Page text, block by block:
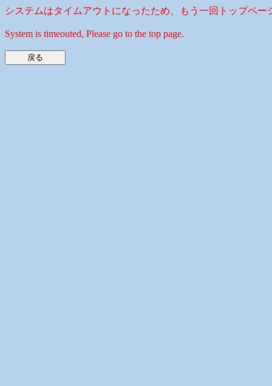
システムはタイムアウトになったため、もう一回トップペー
System is timeouted, Please go to the top page.